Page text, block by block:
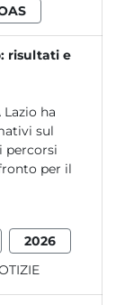
risultati e
Lazio ha
sul
percorsi
per il
2026